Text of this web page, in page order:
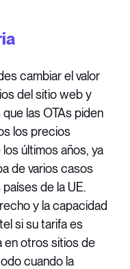
cambiar el valor
del sitio web y
las OTAs piden
los precios
últimos años, ya
de varios casos
de la UE.
y la capacidad
si su tarifa es
en otros sitios de
cuando la